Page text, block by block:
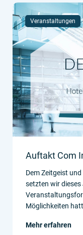
Veranstaltungen
Auftakt Com
Dem Zeitgeist
setzten wir
Möglichkeiten
Mehr erfahren